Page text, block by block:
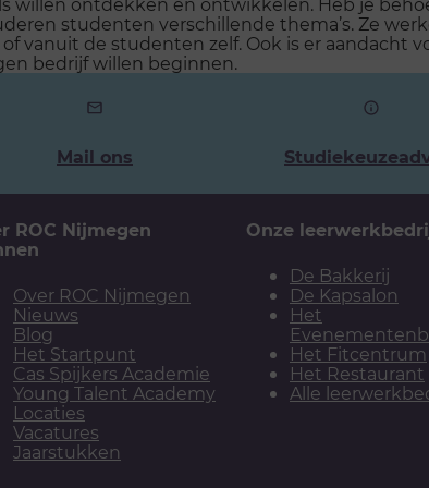
studenten verschillende thema’s. Ze
vanuit de studenten zelf. Ook is er aandacht
bedrijf willen beginnen.
Mail ons
ROC Nijmegen
Over ROC Nijmegen
Nieuws
Blog
Het Startpunt
Cas Spijkers Academie
Young Talent Academy
Locaties
Vacatures
Jaarstukken
Onze
De Bakkerij
De Kapsalon
Het
Het Fitcentrum
Het Restaurant
Alle